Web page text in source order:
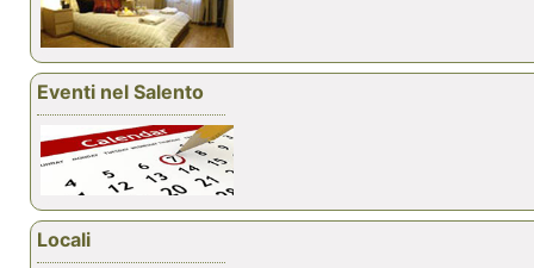
Eventi nel Salento
Locali